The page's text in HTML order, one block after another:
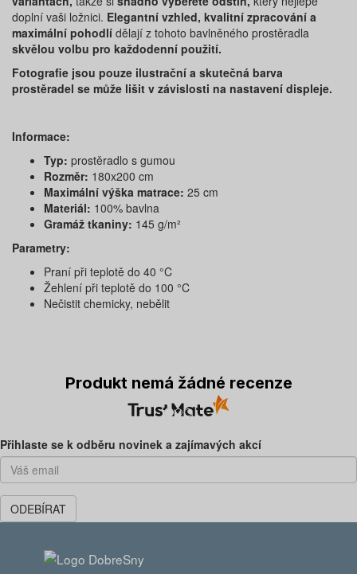
doplní vaši ložnici. Elegantní vzhled, kvalitní zpracování a
maximální pohodlí dělají z tohoto bavlněného prostěradla
skvělou volbu pro každodenní použití.
Fotografie jsou pouze ilustrační a skutečná barva
prostěradel se může lišit v závislosti na nastavení displeje.
Informace:
Typ: prostěradlo s gumou
Rozměr: 180x200 cm
Maximální výška matrace: 25 cm
Materiál: 100% bavlna
Gramáž tkaniny: 145 g/m²
Parametry:
Praní při teplotě do 40 °C
Žehlení při teplotě do 100 °C
Nečistit chemicky, nebělit
Produkt nemá žádné recenze
Předchozí
Přihlaste se k odběru novinek a zajímavých akcí
ODEBÍRAT